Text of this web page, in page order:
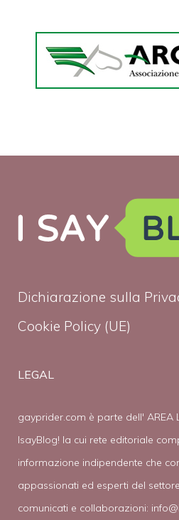
Dichiarazione sulla
Cookie Policy (UE)
LEGAL
gayprider.com è parte dell' AREA
IsayBlog! la cui rete editoriale
informazione indipendente che
appassionati ed esperti del
comunicati e collaborazioni: